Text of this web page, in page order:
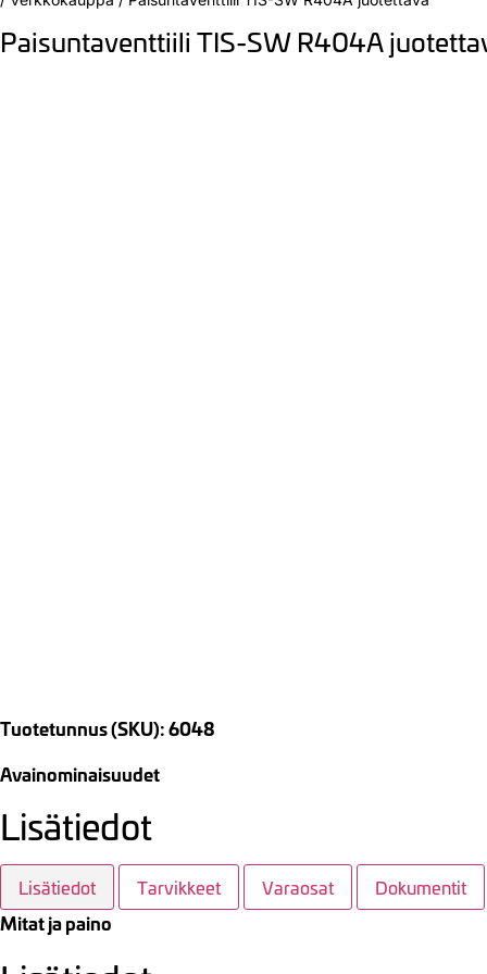
Paisuntaventtiili TIS-SW R404A
Tuotetunnus (SKU): 6048
Avainominaisuudet
Lisätiedot
Lisätiedot Tarvikkeet Varaosat Dokumentit
Mitat ja paino